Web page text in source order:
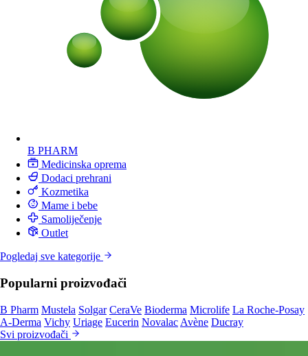
B PHARM
Medicinska oprema
Dodaci prehrani
Kozmetika
Mame i bebe
Samoliječenje
Outlet
Pogledaj sve kategorije
Popularni proizvođači
B Pharm Mustela Solgar CeraVe Bioderma Microlife La Roche-Posay
A-Derma Vichy Uriage Eucerin Novalac Avène Ducray
Svi proizvođači